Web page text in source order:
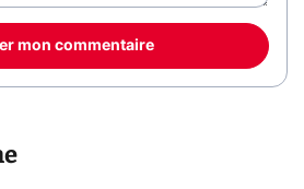
mon commentaire